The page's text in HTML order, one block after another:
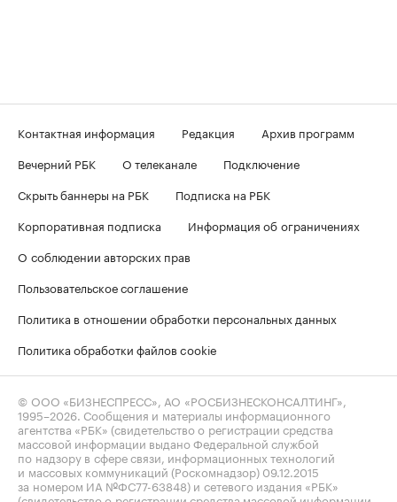
Контактная информация Редакция
Архив программ
Вечерний РБК
О телеканале
Подключение
Скрыть баннеры на РБК
Подписка на РБК
Корпоративная подписка
Информация об ограничениях
О соблюдении авторских прав
Пользовательское соглашение
Политика в отношении обработки персональных данных
Политика обработки файлов cookie
© ООО «БИЗНЕСПРЕСС», АО «РОСБИЗНЕСКОНСАЛТИНГ»,
1995–2026 . Сообщения и материалы информационного
агентства «РБК» (свидетельство о регистрации средства
массовой информации выдано Федеральной службой
по надзору в сфере связи, информационных технологий
и массовых коммуникаций (Роскомнадзор) 09.12.2015
за номером ИА №ФС77-63848) и сетевого издания «РБК»